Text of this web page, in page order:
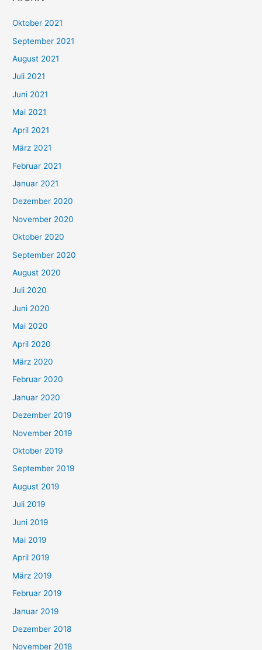
n
n
a
c
h
:
Oktober 2021
September 2021
August 2021
Juli 2021
Juni 2021
Mai 2021
April 2021
März 2021
Februar 2021
Januar 2021
Dezember 2020
November 2020
Oktober 2020
September 2020
August 2020
Juli 2020
Juni 2020
Mai 2020
April 2020
März 2020
Februar 2020
Januar 2020
Dezember 2019
November 2019
Oktober 2019
September 2019
August 2019
Juli 2019
Juni 2019
Mai 2019
April 2019
März 2019
Februar 2019
Januar 2019
Dezember 2018
November 2018